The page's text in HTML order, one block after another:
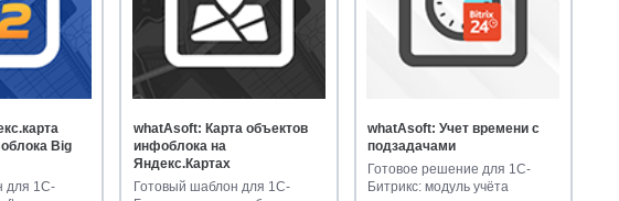
Big
для 1С-
whatAsoft: Карта объектов
инфоблока на
Яндекс.Картах
Готовый шаблон для 1С-
whatAsoft: Учет времени с
подзадачами
Готовое решение для 1С-
Битрикс: модуль учёта